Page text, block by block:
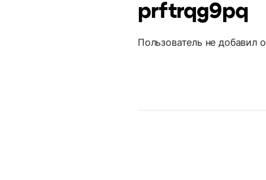
prftrqg9pq
Пользователь не добавил